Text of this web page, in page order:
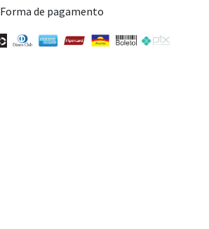
Forma de pagamento